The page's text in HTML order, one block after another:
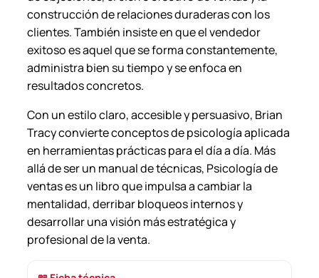
construcción de relaciones duraderas con los
clientes. También insiste en que el vendedor
exitoso es aquel que se forma constantemente,
administra bien su tiempo y se enfoca en
resultados concretos.
Con un estilo claro, accesible y persuasivo, Brian
Tracy convierte conceptos de psicología aplicada
en herramientas prácticas para el día a día. Más
allá de ser un manual de técnicas, Psicología de
ventases un libro que impulsa a cambiar la
mentalidad, derribar bloqueos internos y
desarrollar una visión más estratégica y
profesional de la venta.